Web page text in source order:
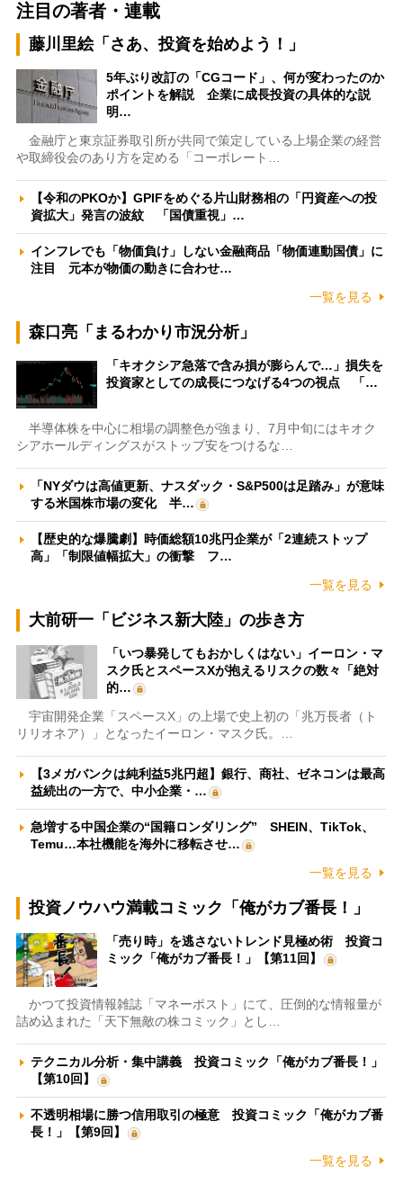
注目の著者・連載
藤川里絵「さあ、投資を始めよう！」
5年ぶり改訂の「CGコード」、何が変わったのか
ポイントを解説 企業に成長投資の具体的な説
明…
金融庁と東京証券取引所が共同で策定している上場企業の経営
や取締役会のあり方を定める「コーポレート…
【令和のPKOか】GPIFをめぐる片山財務相の「円資産への投
資拡大」発言の波紋 「国債重視」…
インフレでも「物価負け」しない金融商品「物価連動国債」に
注目 元本が物価の動きに合わせ…
一覧を見る
森口亮「まるわかり市況分析」
「キオクシア急落で含み損が膨らんで…」損失を
投資家としての成長につなげる4つの視点 「…
半導体株を中心に相場の調整色が強まり、7月中旬にはキオク
シアホールディングスがストップ安をつけるな…
「NYダウは高値更新、ナスダック・S&P500は足踏み」が意味
する米国株市場の変化 半…
【歴史的な爆騰劇】時価総額10兆円企業が「2連続ストップ
高」「制限値幅拡大」の衝撃 フ…
一覧を見る
大前研一「ビジネス新大陸」の歩き方
「いつ暴発してもおかしくはない」イーロン・マ
スク氏とスペースXが抱えるリスクの数々「絶対
的…
宇宙開発企業「スペースX」の上場で史上初の「兆万長者（ト
リリオネア）」となったイーロン・マスク氏。…
【3メガバンクは純利益5兆円超】銀行、商社、ゼネコンは最高
益続出の一方で、中小企業・…
急増する中国企業の“国籍ロンダリング” SHEIN、TikTok、
Temu…本社機能を海外に移転させ…
一覧を見る
投資ノウハウ満載コミック「俺がカブ番長！」
「売り時」を逃さないトレンド見極め術 投資コ
ミック「俺がカブ番長！」【第11回】
かつて投資情報雑誌「マネーポスト」にて、圧倒的な情報量が
詰め込まれた「天下無敵の株コミック」とし…
テクニカル分析・集中講義 投資コミック「俺がカブ番長！」
【第10回】
不透明相場に勝つ信用取引の極意 投資コミック「俺がカブ番
長！」【第9回】
一覧を見る